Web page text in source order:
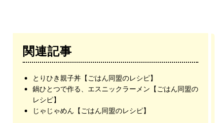
関連記事
とりひき親子丼【ごはん同盟のレシピ】
鍋ひとつで作る、エスニックラーメン【ごはん同盟の
レシピ】
じゃじゃめん【ごはん同盟のレシピ】